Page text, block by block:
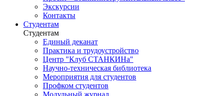
Экскурсии
Контакты
Студентам
Студентам
Единый деканат
Практика и трудоустройство
Центр "Клуб СТАНКИНа"
Научно-техническая библиотека
Мероприятия для студентов
Профком студентов
Модульный журнал